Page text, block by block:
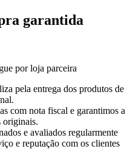
garantida
por loja parceira
pela entrega dos produtos de
com nota fiscal e garantimos a
originais.
e avaliados regularmente
e reputação com os clientes